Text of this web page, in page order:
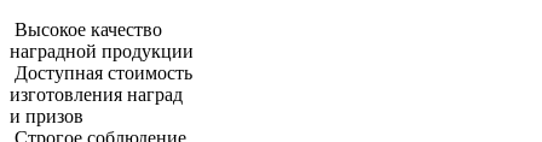
Высокое качество
наградной продукции
Доступная стоимость
изготовления наград
и призов
Строгое соблюдение